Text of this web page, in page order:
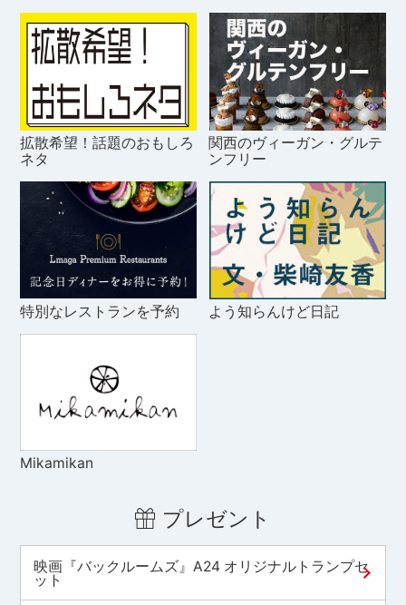
拡散希望！話題のおもしろ
ネタ
関西のヴィーガン・グルテ
ンフリー
特別なレストランを予約 よう知らんけど日記
Mikamikan
プレゼント
映画『バックルームズ』A24 オリジナルトランプセ
ット